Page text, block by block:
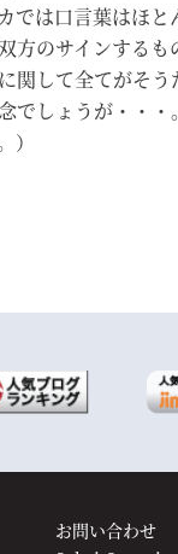
では口言葉はほ
方のサインする
関して全てがそ
でしょうが・・
）
お問い合わせ